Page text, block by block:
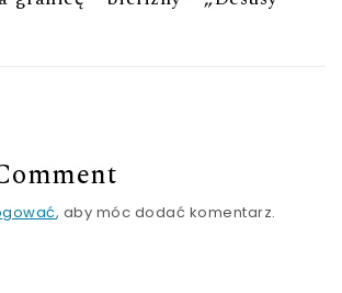
, aby móc dodać komentarz.